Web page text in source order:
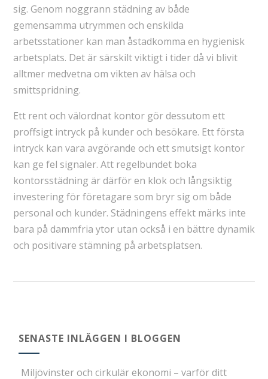
sig. Genom noggrann städning av både
gemensamma utrymmen och enskilda
arbetsstationer kan man åstadkomma en hygienisk
arbetsplats. Det är särskilt viktigt i tider då vi blivit
alltmer medvetna om vikten av hälsa och
smittspridning.
Ett rent och välordnat kontor gör dessutom ett
proffsigt intryck på kunder och besökare. Ett första
intryck kan vara avgörande och ett smutsigt kontor
kan ge fel signaler. Att regelbundet boka
kontorsstädning är därför en klok och långsiktig
investering för företagare som bryr sig om både
personal och kunder. Städningens effekt märks inte
bara på dammfria ytor utan också i en bättre dynamik
och positivare stämning på arbetsplatsen.
SENASTE INLÄGGEN I BLOGGEN
Miljövinster och cirkulär ekonomi – varför ditt